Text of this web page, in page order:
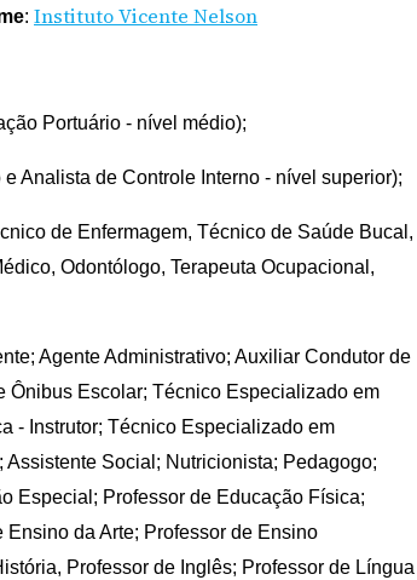
: Instituto Vicente Nelson
Portuário - nível médio);
Analista de Controle Interno - nível superior);
de Enfermagem, Técnico de Saúde Bucal,
Odontólogo, Terapeuta Ocupacional,
Agente Administrativo; Auxiliar Condutor de
Ônibus Escolar; Técnico Especializado em
- Instrutor; Técnico Especializado em
Assistente Social; Nutricionista; Pedagogo;
Especial; Professor de Educação Física;
Ensino da Arte; Professor de Ensino
Professor de Inglês; Professor de Língua